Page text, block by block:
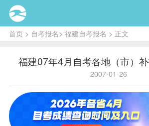
首页> 自考报名> 福建自考报名 > 正文
福建07年4月自考各地（市）
2007-01-26